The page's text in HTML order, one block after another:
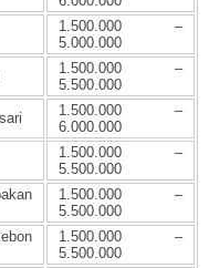
1.500.000 –
5.000.000
1.500.000 –
5.500.000
1.500.000 –
6.000.000
1.500.000 –
5.500.000
1.500.000 –
5.500.000
1.500.000 –
5.500.000